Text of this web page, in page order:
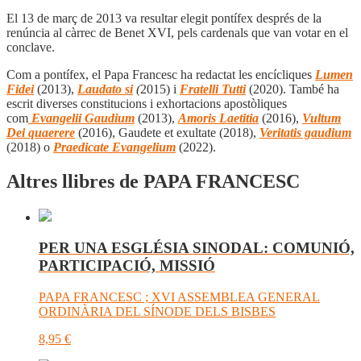
El 13 de març de 2013 va resultar elegit pontífex després de la
renúncia al càrrec de Benet XVI, pels cardenals que van votar en el
conclave.
Com a pontífex, el Papa Francesc ha redactat les encícliques Lumen
Fidei(2013), Laudato si(2015) i Fratelli Tutti(2020). També ha
escrit diverses constitucions i exhortacions apostòliques
com Evangelii Gaudium (2013), Amoris Laetitia (2016), Vultum
Dei quaerere (2016), Gaudete et exultate (2018), Veritatis gaudium
(2018) o Praedicate Evangelium (2022).
Altres llibres de PAPA FRANCESC
PER UNA ESGLÉSIA SINODAL: COMUNIÓ,
PARTICIPACIÓ, MISSIÓ
PAPA FRANCESC ; XVI ASSEMBLEA GENERAL
ORDINÀRIA DEL SÍNODE DELS BISBES
8,95 €